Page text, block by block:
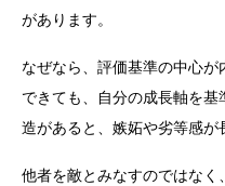
があります。
なぜなら、評価基準の中心
できても、自分の成長軸を
造があると、嫉妬や劣等感が
他者を敵とみなすのではな